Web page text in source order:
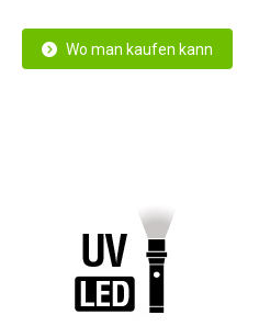
Wo man kaufen kann